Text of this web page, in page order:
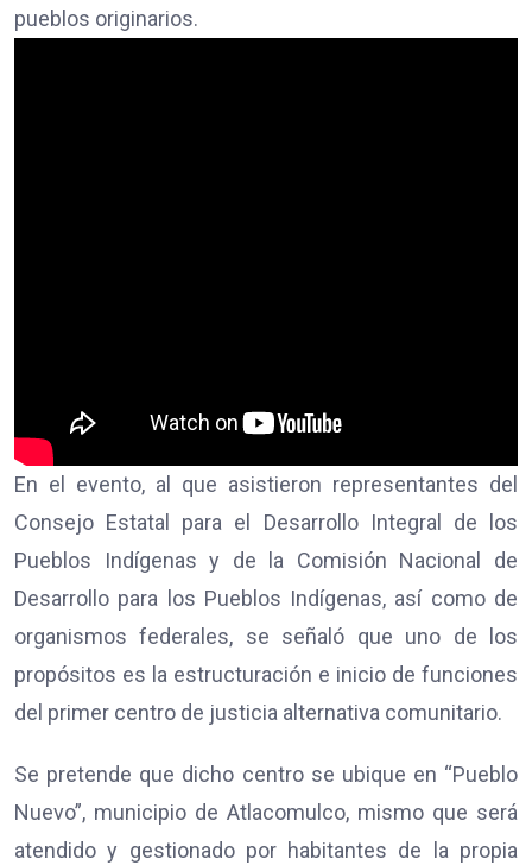
pueblos originarios.
En el evento, al que asistieron representantes del
Consejo Estatal para el Desarrollo Integral de los
Pueblos Indígenas y de la Comisión Nacional de
Desarrollo para los Pueblos Indígenas, así como de
organismos federales, se señaló que uno de los
propósitos es la estructuración e inicio de funciones
del primer centro de justicia alternativa comunitario.
Se pretende que dicho centro se ubique en “Pueblo
Nuevo”, municipio de Atlacomulco, mismo que será
atendido y gestionado por habitantes de la propia